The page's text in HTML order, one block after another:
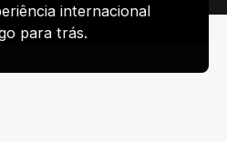
internacional
para trás.